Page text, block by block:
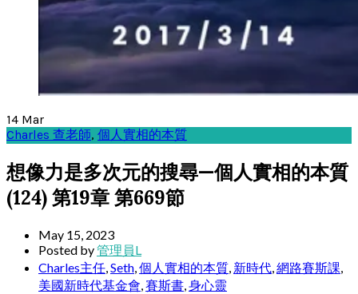
14 Mar
Charles 查老師, 個人實相的本質
想像力是多次元的搜尋—個人實相的本質
(124) 第19章 第669節
May 15, 2023
Posted by管理員L
Charles主任,Seth,個人實相的本質, 新時代,網路賽斯課,
美國新時代基金會,賽斯書,身心靈